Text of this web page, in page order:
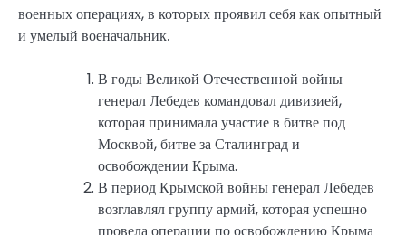
военных операциях, в которых проявил себя как опытный
и умелый военачальник.
В годы Великой Отечественной войны
генерал Лебедев командовал дивизией,
которая принимала участие в битве под
Москвой, битве за Сталинград и
освобождении Крыма.
В период Крымской войны генерал Лебедев
возглавлял группу армий, которая успешно